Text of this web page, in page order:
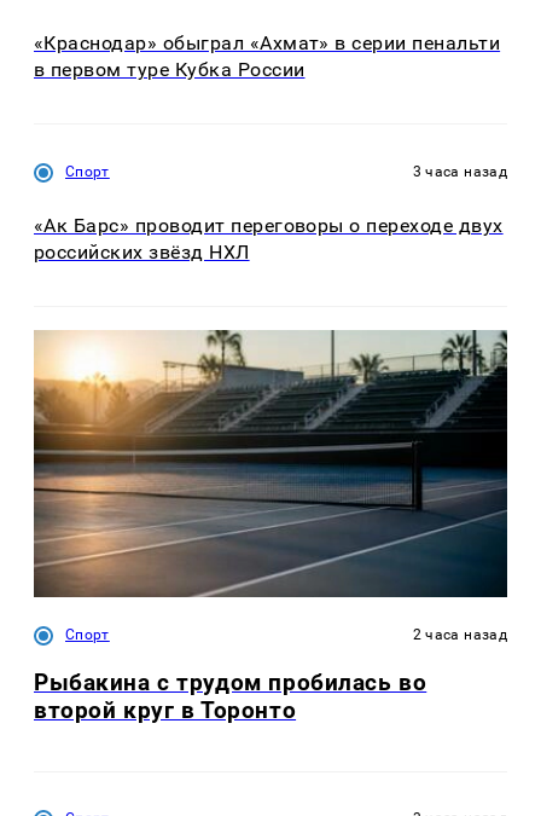
«Краснодар» обыграл «Ахмат» в серии пенальти
в первом туре Кубка России
Спорт 3 часа назад
«Ак Барс» проводит переговоры о переходе двух
российских звёзд НХЛ
Спорт 2 часа назад
Рыбакина с трудом пробилась во
второй круг в Торонто